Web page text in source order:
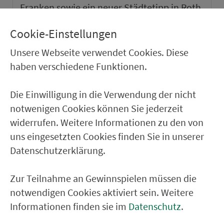
Franken sowie ein neuer Städtetipp in Roth.
VGN-SOMMER 2026
Cookie-Einstellungen
Unsere Webseite verwendet Cookies. Diese
haben verschiedene Funktionen.
Die Einwilligung in die Verwendung der nicht
notwenigen Cookies können Sie jederzeit
widerrufen. Weitere Informationen zu den von
uns eingesetzten Cookies finden Sie in unserer
Datenschutzerklärung.
Zur Teilnahme an Gewinnspielen müssen die
notwendigen Cookies aktiviert sein. Weitere
Informationen finden sie im Datenschutz.